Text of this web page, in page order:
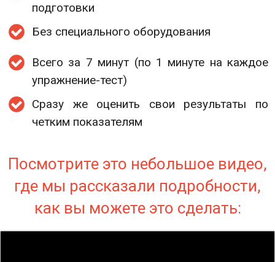
подготовки
Без специального оборудования
Всего за 7 минут (по 1 минуте на каждое
упражнение-тест)
Сразу же оценить свои результаты по
четким показателям
Посмотрите это небольшое видео,
где мы рассказали подробности,
как вы можете это сделать: